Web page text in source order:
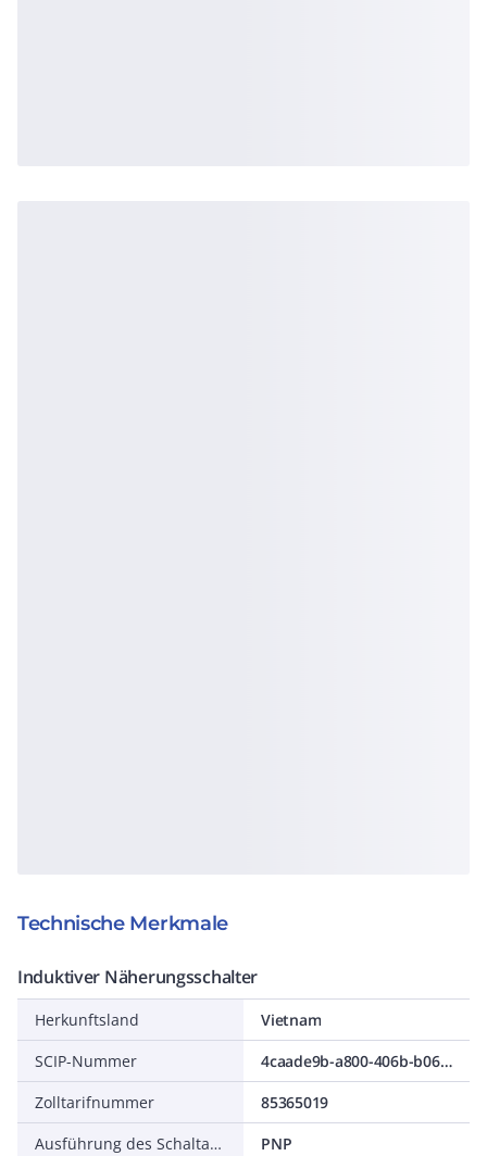
Technische Merkmale
Induktiver Näherungsschalter
Herkunftsland
Vietnam
SCIP-Nummer
4caade9b-a800-406b-b06d-05d6401b3889
Zolltarifnummer
85365019
Ausführung des Schaltausgangs
PNP